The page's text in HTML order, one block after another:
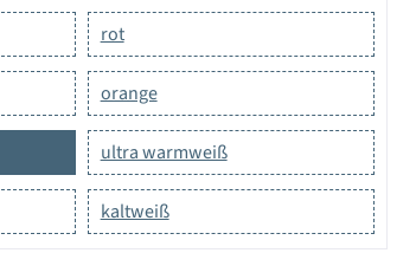
rot
orange
ultra warmweiß
kaltweiß